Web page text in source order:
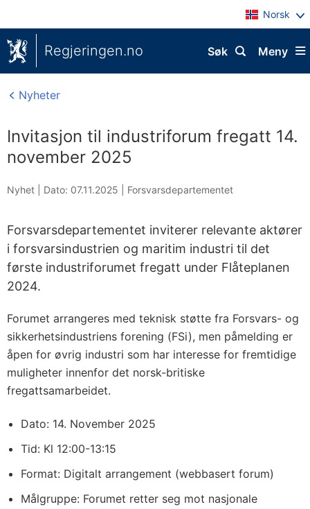
Norsk
Regjeringen.no Meny
Søk
Nyheter
Invitasjon til industriforum fregatt 14.
november 2025
Nyhet | Dato: 07.11.2025 Forsvarsdepartementet
Forsvarsdepartementet inviterer relevante aktører
i forsvarsindustrien og maritim industri til det
første industriforumet fregatt under Flåteplanen
2024.
Forumet arrangeres med teknisk støtte fra Forsvars- og
sikkerhetsindustriens forening (FSi), men påmelding er
åpen for øvrig industri som har interesse for fremtidige
muligheter innenfor det norsk-britiske
fregattsamarbeidet.
Dato: 14. November 2025
Tid: Kl 12:00-13:15
Format: Digitalt arrangement (webbasert forum)
Målgruppe: Forumet retter seg mot nasjonale